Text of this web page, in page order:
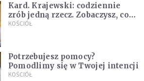
Kard. Krajewski: codziennie
zrób jedną rzecz. Zobaczysz, co
stanie się z twoim życiem
KOŚCIÓŁ
Potrzebujesz pomocy?
Pomodlimy się w Twojej intencji
KOŚCIÓŁ